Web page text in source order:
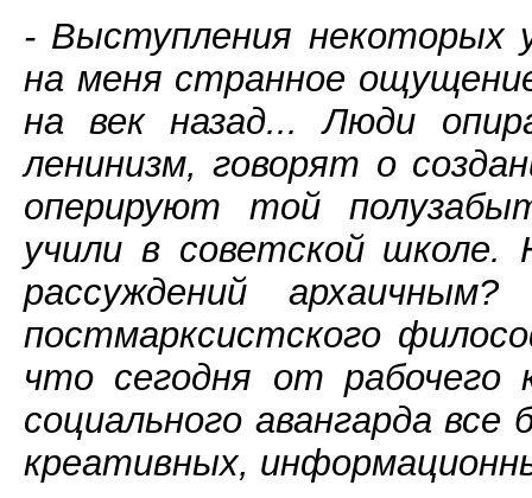
- Выступления некоторых
на меня странное
на век назад... Люди
ленинизм, говорят о
оперируют той
учили в советской
рассуждений
постмарксистского
что сегодня от рабочего
социального авангарда
креативных,